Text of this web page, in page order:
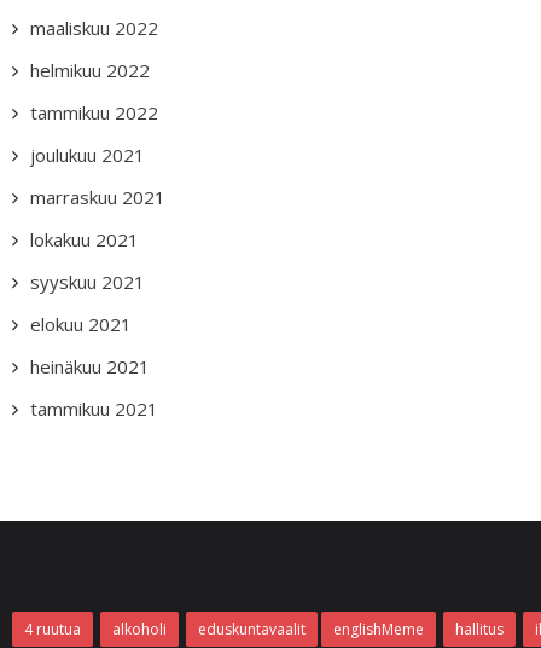
maaliskuu 2022
helmikuu 2022
tammikuu 2022
joulukuu 2021
marraskuu 2021
lokakuu 2021
syyskuu 2021
elokuu 2021
heinäkuu 2021
tammikuu 2021
4 ruutua alkoholi eduskuntavaalit englishMeme hallitus